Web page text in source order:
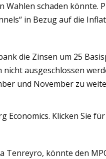
Wahlen schaden könnte.
in Bezug auf die
die Zinsen um 25
ausgeschlossen
und November zu
Klicken Sie für
Tenreyro, könnte den